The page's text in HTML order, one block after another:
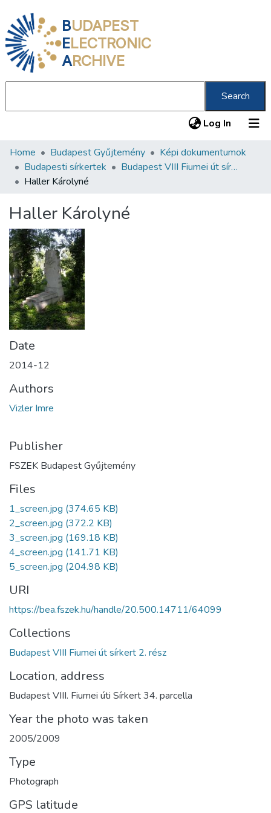
BUDAPEST
ELECTRONIC
ARCHIVE
Search
Log In (current)
Communities & Collections
All of DSpace
About us
Home Budapest Gyűjtemény
Képi dokumentumok
Budapesti sírkertek
Budapest VIII Fiumei út sírkert 2. rész
Haller Károlyné
Haller Károlyné
Date
2014-12
Authors
Vizler Imre
Publisher
FSZEK Budapest Gyűjtemény
Files
1_screen.jpg (374.65 KB)
2_screen.jpg (372.2 KB)
3_screen.jpg (169.18 KB)
4_screen.jpg (141.71 KB)
5_screen.jpg (204.98 KB)
URI
https://bea.fszek.hu/handle/20.500.14711/64099
Collections
Budapest VIII Fiumei út sírkert 2. rész
Location, address
Budapest VIII. Fiumei úti Sírkert 34. parcella
Year the photo was taken
2005/2009
Type
Photograph
GPS latitude